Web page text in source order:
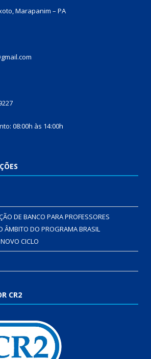
Marapanim – PA
08:00h às 14:00h
DE BANCO PARA PROFESSORES
ÂMBITO DO PROGRAMA BRASIL
CICLO
CR2